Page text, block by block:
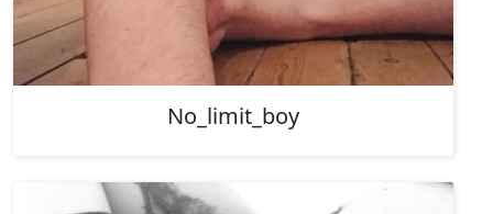
No_limit_boy